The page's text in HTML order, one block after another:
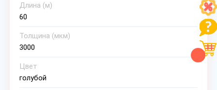
Длина (м)
60
Толщина (мкм)
3000
Цвет
голубой